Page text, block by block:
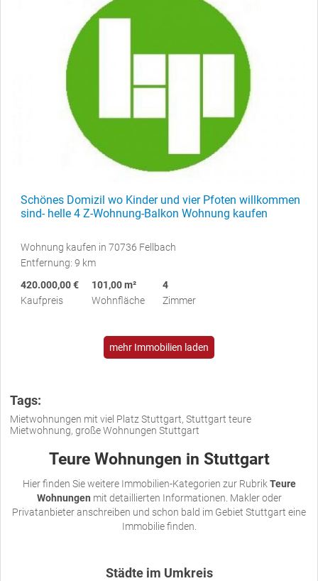
Schönes Domizil wo Kinder und vier Pfoten willkommen
sind- helle 4 Z-Wohnung-Balkon Wohnung kaufen
Wohnung kaufen in 70736 Fellbach
Entfernung: 9 km
420.000,00 €
Kaufpreis
101,00 m²
Wohnfläche
4
Zimmer
mehr Immobilien laden
Tags:
Mietwohnungen mit viel Platz Stuttgart, Stuttgart teure
Mietwohnung, große Wohnungen Stuttgart
Teure Wohnungen in Stuttgart
Hier finden Sie weitere Immobilien-Kategorien zur Rubrik Teure
Wohnungen mit detaillierten Informationen. Makler oder
Privatanbieter anschreiben und schon bald im Gebiet Stuttgart eine
Immobilie finden.
Städte im Umkreis